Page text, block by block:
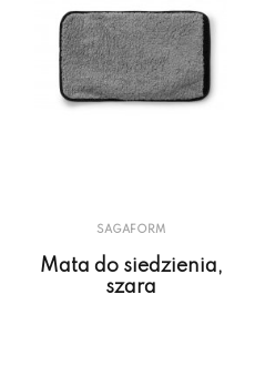
SAGAFORM
Mata do siedzienia,
szara